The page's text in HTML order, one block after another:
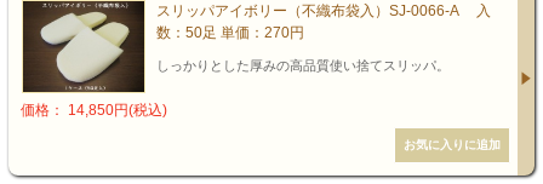
スリッパアイボリー（不織布袋入）SJ-0066-A 入
数：50足 単価：270円
しっかりとした厚みの高品質使い捨てスリッパ。
価格： 14,850円(税込)